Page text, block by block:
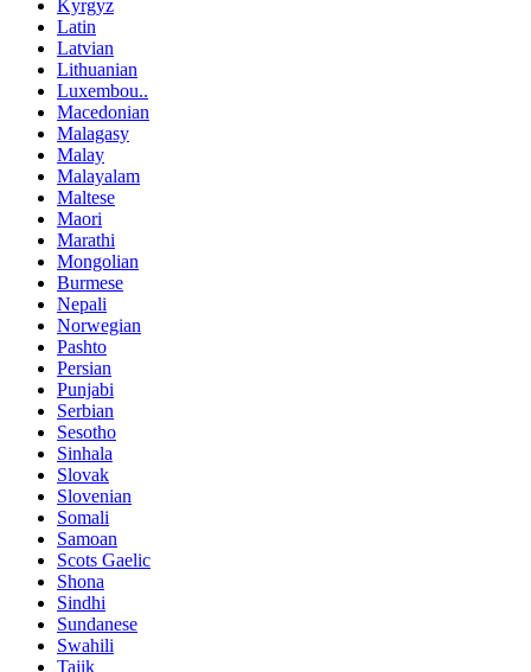
Kyrgyz
Latin
Latvian
Lithuanian
Luxembou..
Macedonian
Malagasy
Malay
Malayalam
Maltese
Maori
Marathi
Mongolian
Burmese
Nepali
Norwegian
Pashto
Persian
Punjabi
Serbian
Sesotho
Sinhala
Slovak
Slovenian
Somali
Samoan
Scots Gaelic
Shona
Sindhi
Sundanese
Swahili
Tajik